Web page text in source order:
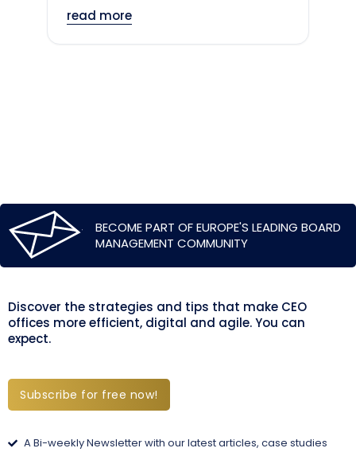
read more
BECOME PART OF EUROPE'S LEADING BOARD
MANAGEMENT COMMUNITY
Discover the strategies and tips that make CEO
offices more efficient, digital and agile. You can
expect.
Subscribe for free now!
A Bi-weekly Newsletter with our latest articles, case studies